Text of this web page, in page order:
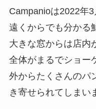
Campanioは2022年3
遠くからでも分かる
大きな窓からは店内
全体がまるでショー
外からたくさんのパ
き寄せられてしまい